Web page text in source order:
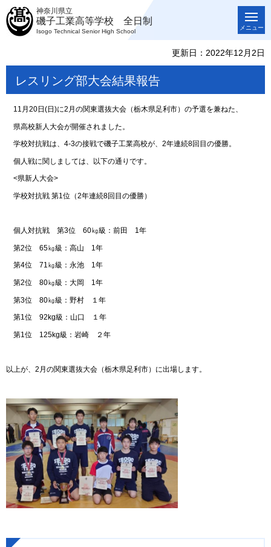
神奈川県立
磯子工業高等学校 全日制
Isogo Technical Senior High School
メニュー
更新日：2022年12月2日
レスリング部大会結果報告
11月20日(日)に2月の関東選抜大会（栃木県足利市）の予選を兼ねた、
県高校新人大会が開催されました。
学校対抗戦は、4-3の接戦で磯子工業高校が、2年連続8回目の優勝。
個人戦に関しましては、以下の通りです。
<県新人大会>
学校対抗戦 第1位（2年連続8回目の優勝）
個人対抗戦 第3位 60㎏級：前田 1年
第2位 65㎏級：高山 1年
第4位 71㎏級：永池 1年
第2位 80㎏級：大岡 1年
第3位 80㎏級：野村 １年
第1位 92kg級：山口 １年
第1位 125kg級：岩崎 ２年
以上が、2月の関東選抜大会（栃木県足利市）に出場します。